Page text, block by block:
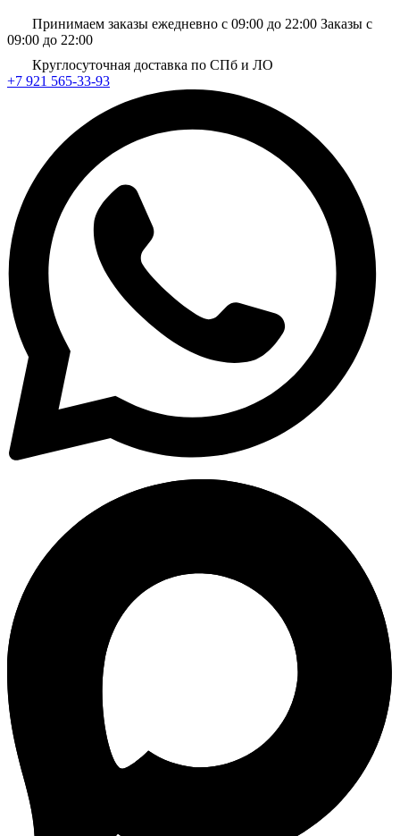
Принимаем заказы ежедневно с 09:00 до 22:00 Заказы с
09:00 до 22:00
Круглосуточная доставка по СПб и ЛО
+7 921 565-33-93